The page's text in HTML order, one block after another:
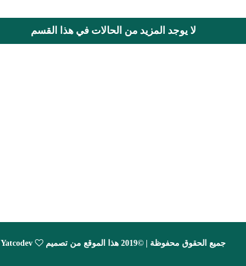
لا يوجد المزيد من الحالات في هذا القسم
جميع الحقوق محفوظة | ©2019 هذا الموقع من تصميم Yatcodev